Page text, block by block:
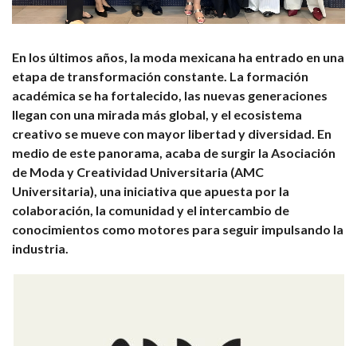
En los últimos años, la moda mexicana ha entrado en una
etapa de transformación constante. La formación
académica se ha fortalecido, las nuevas generaciones
llegan con una mirada más global, y el ecosistema
creativo se mueve con mayor libertad y diversidad. En
medio de este panorama, acaba de surgir la Asociación
de Moda y Creatividad Universitaria (AMC
Universitaria), una iniciativa que apuesta por la
colaboración, la comunidad y el intercambio de
conocimientos como motores para seguir impulsando la
industria.